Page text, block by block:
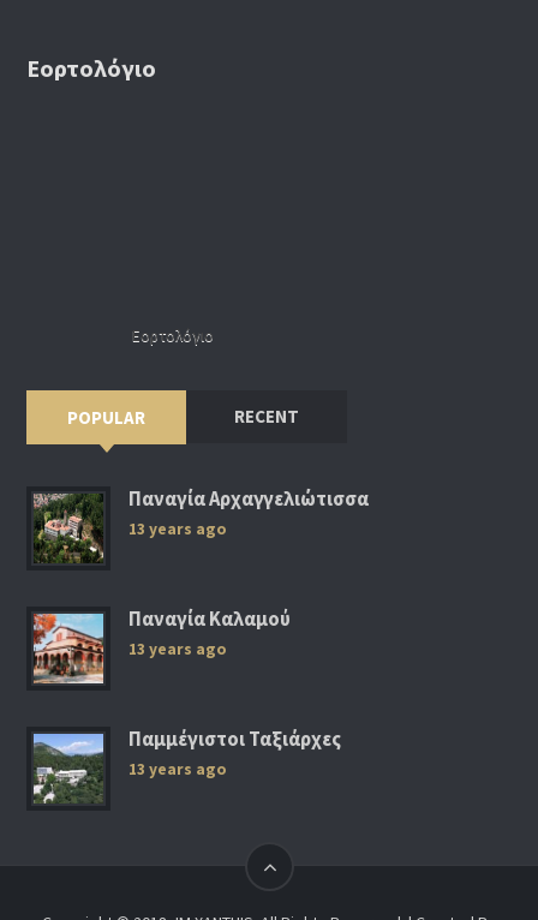
Εορτολόγιο
Εορτολόγιο
POPULAR RECENT
Παναγία Αρχαγγελιώτισσα
13 years ago
Παναγία Καλαμού
13 years ago
Παμμέγιστοι Ταξιάρχες
13 years ago